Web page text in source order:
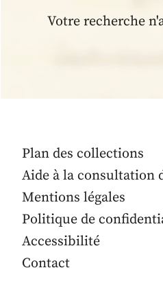
Votre recherche
Plan des collections
Aide à la consultation
Mentions légales
Politique de
Accessibilité
Contact